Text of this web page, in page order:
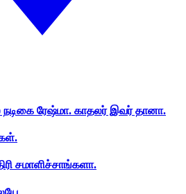
நடிகை ரேஷ்மா. காதலர் இவர் தானா.
சமாளிச்சாங்களா.